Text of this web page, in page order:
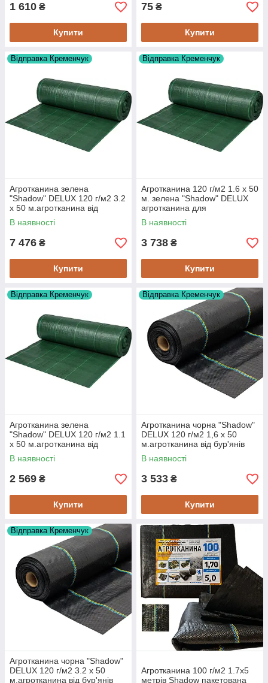
1 610 ₴
Купити
75 ₴
Купити
Відправка Кременчук
Агротканина зелена
"Shadow" DELUX 120 г/м2 3.2
х 50 м.агротканина від
бур'янів
В наявності
7 476 ₴
Купити
Відправка Кременчук
Агротканина 120 г/м2 1.6 х 50
м. зелена "Shadow" DELUX
агротканина для
мульчування
В наявності
3 738 ₴
Купити
Відправка Кременчук
Агротканина зелена
"Shadow" DELUX 120 г/м2 1.1
х 50 м.агротканина від
бур'янів
В наявності
2 569 ₴
Купити
Відправка Кременчук
Агротканина чорна "Shadow"
DELUX 120 г/м2 1,6 х 50
м.агротканина від бур'янів
В наявності
3 533 ₴
Купити
Відправка Кременчук
Агротканина чорна "Shadow"
DELUX 120 г/м2 3.2 х 50
м.агротканина від бур'янів
Агротканина 100 г/м2 1.7х5
метрів Shadow пакетована